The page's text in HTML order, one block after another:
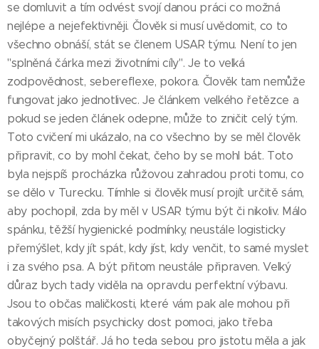
se domluvit a tím odvést svojí danou práci co možná
nejlépe a nejefektivněji. Člověk si musí uvědomit, co to
všechno obnáší, stát se členem USAR týmu. Není to jen
"splněná čárka mezi životními cíly". Je to velká
zodpovědnost, sebereflexe, pokora. Člověk tam nemůže
fungovat jako jednotlivec. Je článkem velkého řetězce a
pokud se jeden článek odepne, může to zničit celý tým.
Toto cvičení mi ukázalo, na co všechno by se měl člověk
připravit, co by mohl čekat, čeho by se mohl bát. Toto
byla nejspíš procházka růžovou zahradou proti tomu, co
se dělo v Turecku. Tímhle si člověk musí projít určitě sám,
aby pochopil, zda by měl v USAR týmu být či nikoliv. Málo
spánku, těžší hygienické podmínky, neustále logisticky
přemýšlet, kdy jít spát, kdy jíst, kdy venčit, to samé myslet
i za svého psa. A být přitom neustále připraven. Velký
důraz bych tady viděla na opravdu perfektní výbavu.
Jsou to občas maličkosti, které vám pak ale mohou při
takových misích psychicky dost pomoci, jako třeba
obyčejný polštář. Já ho teda sebou pro jistotu měla a jak